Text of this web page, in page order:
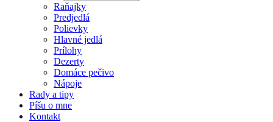
Raňajky
Predjedlá
Polievky
Hlavné jedlá
Prílohy
Dezerty
Domáce pečivo
Nápoje
Rady a tipy
Píšu o mne
Kontakt